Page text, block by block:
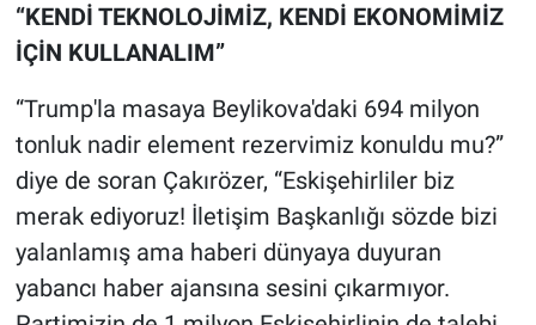
“KENDİ TEKNOLOJİMİZ, KENDİ EKONOMİMİZ
İÇİN KULLANALIM”
“Trump'la masaya Beylikova'daki 694 milyon
tonluk nadir element rezervimiz konuldu mu?”
diye de soran Çakırözer, “Eskişehirliler biz
merak ediyoruz! İletişim Başkanlığı sözde bizi
yalanlamış ama haberi dünyaya duyuran
yabancı haber ajansına sesini çıkarmıyor.